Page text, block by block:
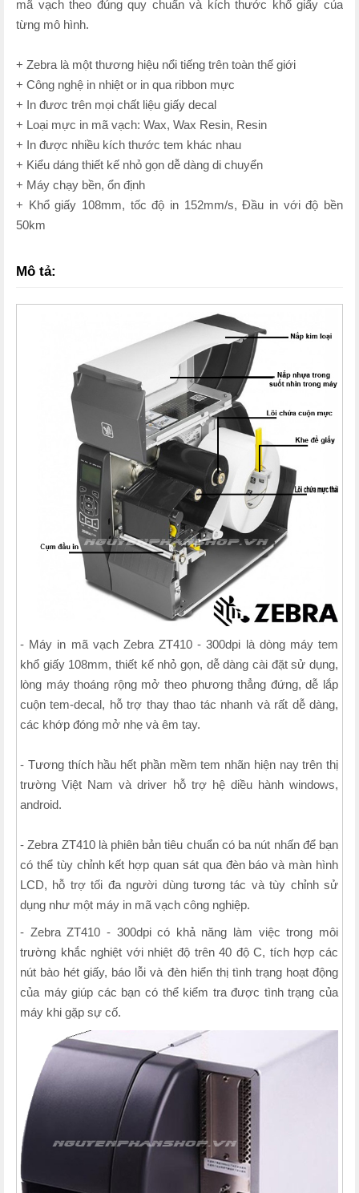
mã vạch theo đúng quy chuẩn và kích thước khổ giấy của
từng mô hình.
+ Zebra là một thương hiệu nổi tiếng trên toàn thế giới
+ Công nghệ in nhiệt or in qua ribbon mực
+ In đươc trên mọi chất liệu giấy decal
+ Loại mực in mã vạch: Wax, Wax Resin, Resin
+ In được nhiều kích thước tem khác nhau
+ Kiểu dáng thiết kế nhỏ gọn dễ dàng di chuyển
+ Máy chạy bền, ổn định
+ Khổ giấy 108mm, tốc độ in 152mm/s, Đầu in với độ bền
50km
Mô tả:
- Máy in mã vạch Zebra ZT410 - 300dpi là dòng máy tem
khổ giấy 108mm, thiết kế nhỏ gọn, dễ dàng cài đặt sử dụng,
lòng máy thoáng rộng mở theo phương thẳng đứng, dễ lắp
cuộn tem-decal, hỗ trợ thay thao tác nhanh và rất dễ dàng,
các khớp đóng mở nhẹ và êm tay.
- Tương thích hầu hết phần mềm tem nhãn hiện nay trên thị
trường Việt Nam và driver hỗ trợ hệ diều hành windows,
android.
- Zebra ZT410 là phiên bản tiêu chuẩn có ba nút nhấn để bạn
có thể tùy chỉnh kết hợp quan sát qua đèn báo và màn hình
LCD, hỗ trợ tối đa người dùng tương tác và tùy chỉnh sử
dụng như một máy in mã vạch công nghiệp.
- Zebra ZT410 - 300dpi có khả năng làm việc trong môi
trường khắc nghiệt với nhiệt độ trên 40 độ C, tích hợp các
nút bào hét giấy, báo lỗi và đèn hiển thị tình trạng hoạt động
của máy giúp các bạn có thể kiểm tra được tình trạng của
máy khi gặp sự cố.